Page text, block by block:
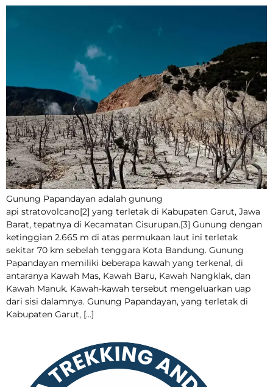
Gunung Papandayan adalah gunung
api stratovolcano[2] yang terletak di Kabupaten Garut, Jawa
Barat, tepatnya di Kecamatan Cisurupan.[3] Gunung dengan
ketinggian 2.665 m di atas permukaan laut ini terletak
sekitar 70 km sebelah tenggara Kota Bandung. Gunung
Papandayan memiliki beberapa kawah yang terkenal, di
antaranya Kawah Mas, Kawah Baru, Kawah Nangklak, dan
Kawah Manuk. Kawah-kawah tersebut mengeluarkan uap
dari sisi dalamnya. Gunung Papandayan, yang terletak di
Kabupaten Garut, […]